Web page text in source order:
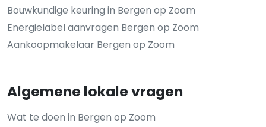
Bouwkundige keuring in Bergen op Zoom
Energielabel aanvragen Bergen op Zoom
Aankoopmakelaar Bergen op Zoom
Algemene lokale vragen
Wat te doen in Bergen op Zoom